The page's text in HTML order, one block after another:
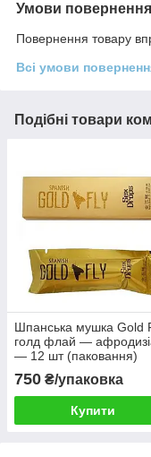
Умови повернення
Повернення товару
Всі умови
Подібні товари
Шпанська мушка Gold
голд флай —
— 12 шт (паковання)
750 ₴/упаковка
Купити